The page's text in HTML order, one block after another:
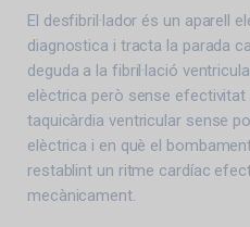
El desfibril·lador és un aparell
diagnostica i tracta la parada
deguda a la fibril·lació
elèctrica però sense
taquicàrdia ventricular sense
elèctrica i en què el
restablint un ritme cardíac
mecànicament.